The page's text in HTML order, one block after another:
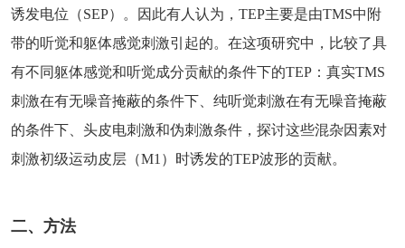
诱发电位（SEP）。因此有人认为，TEP主要是由TMS中附
带的听觉和躯体感觉刺激引起的。在这项研究中，比较了具
有不同躯体感觉和听觉成分贡献的条件下的TEP：真实TMS
刺激在有无噪音掩蔽的条件下、纯听觉刺激在有无噪音掩蔽
的条件下、头皮电刺激和伪刺激条件，探讨这些混杂因素对
刺激初级运动皮层（M1）时诱发的TEP波形的贡献。
二、方法